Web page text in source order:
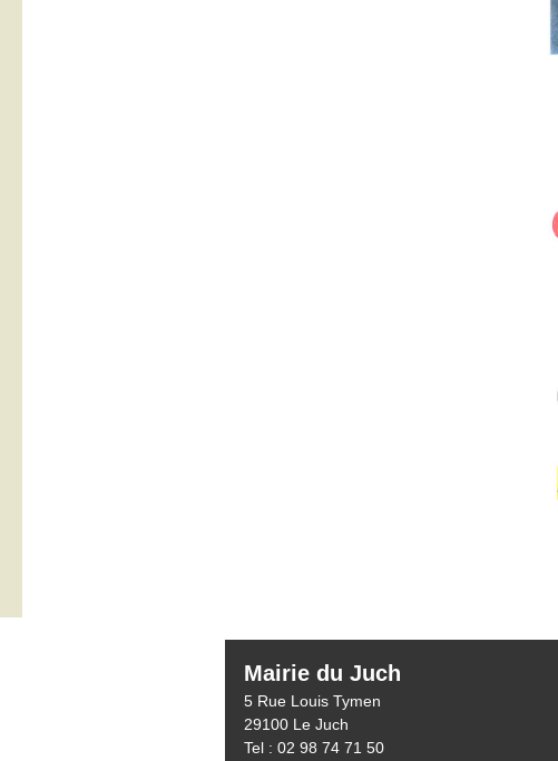
Mairie du Juch
5 Rue Louis Tymen
29100 Le Juch
Tel : 02 98 74 71 50